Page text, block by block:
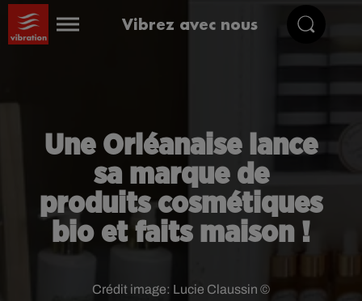
Vibrez avec nous
Une Orléanaise lance
sa marque de
produits cosmétiques
bio et faits maison !
Crédit image: Lucie Claussin ©